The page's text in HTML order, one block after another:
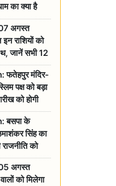
का क्या है
ज्योतिर्लिंग की
अगस्त
राशियों को
जानें सभी 12
मंदिर-
पक्ष को बड़ा
को होगी
बसपा के
सिंह का
को
जताया दुःख
अगस्त
को मिलेगा